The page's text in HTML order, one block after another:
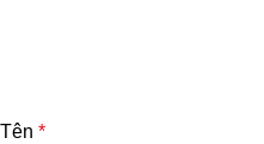
Tên *